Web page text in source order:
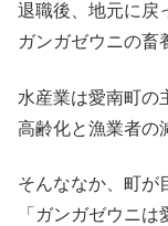
退職後、地元に戻
ガンガゼウニの畜
水産業は愛南町の
高齢化と漁業者の
そんななか、町が
「ガンガゼウニは